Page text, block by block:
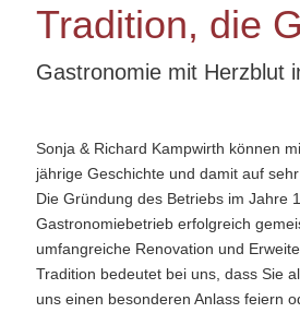
Tradition, die
Gastronomie mit Herzblut
Sonja & Richard Kampwirth können
jährige Geschichte und damit auf
Die Gründung des Betriebs im Jahre
Gastronomiebetrieb erfolgreich
umfangreiche Renovation und
Tradition bedeutet bei uns, dass Sie
uns einen besonderen Anlass feiern